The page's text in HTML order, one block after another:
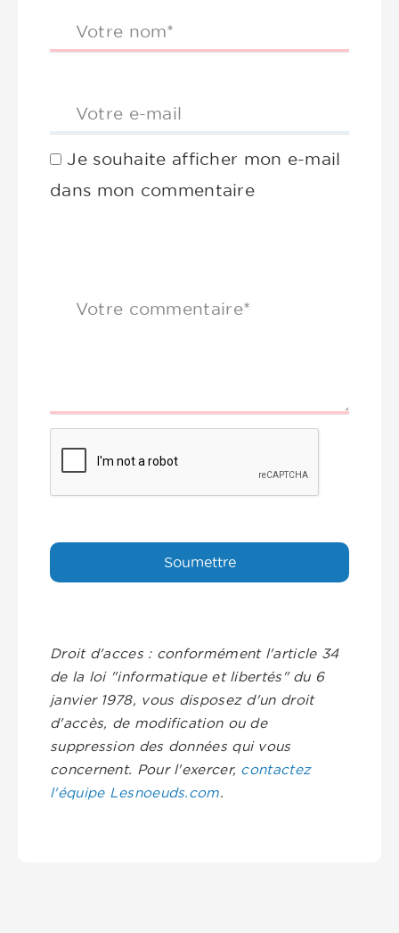
Votre nom*
Votre e-mail
Je souhaite afficher mon e-mail
dans mon commentaire
Votre commentaire*
Droit d'acces : conformément l'article 34
de la loi "informatique et libertés" du 6
janvier 1978, vous disposez d'un droit
d'accès, de modification ou de
suppression des données qui vous
concernent. Pour l'exercer, contactez
l'équipe Lesnoeuds.com.